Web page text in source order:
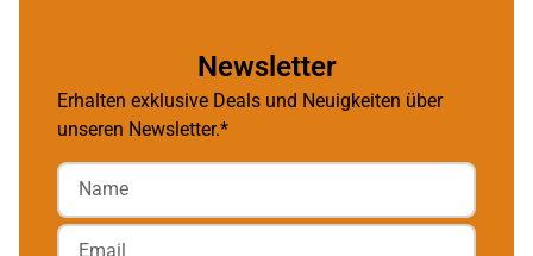
Newsletter
Erhalten exklusive Deals und Neuigkeiten über
unseren Newsletter.*